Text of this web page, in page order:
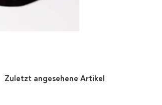
Zuletzt angesehene Artikel